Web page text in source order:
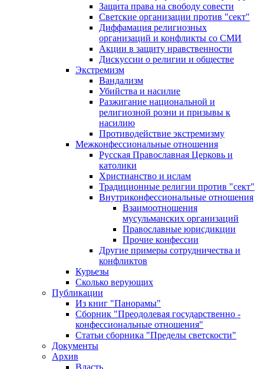
Защита права на свободу совести
Светские организации против "сект"
Диффамация религиозных
организаций и конфликты со СМИ
Акции в защиту нравственности
Дискуссии о религии и обществе
Экстремизм
Вандализм
Убийства и насилие
Разжигание национальной и
религиозной розни и призывы к
насилию
Противодействие экстремизму
Межконфессиональные отношения
Русская Православная Церковь и
католики
Христианство и ислам
Традиционные религии против "сект"
Внутриконфессиональные отношения
Взаимоотношения
мусульманских организаций
Православные юрисдикции
Прочие конфессии
Другие примеры сотрудничества и
конфликтов
Курьезы
Сколько верующих
Публикации
Из книг "Панорамы"
Сборник "Преодолевая государственно -
конфессиональные отношения"
Статьи сборника "Пределы светскости"
Документы
Архив
Власть